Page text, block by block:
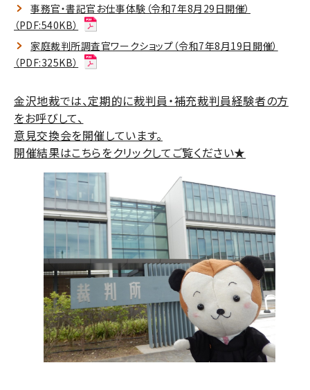
事務官・書記官お仕事体験（令和7年8月29日開催）
（PDF:540KB）
家庭裁判所調査官ワークショップ（令和7年8月19日開催）
（PDF:325KB）
金沢地裁では、定期的に裁判員・補充裁判員経験者の方
をお呼びして、
意見交換会を開催しています。
開催結果はこちらをクリックしてご覧ください★